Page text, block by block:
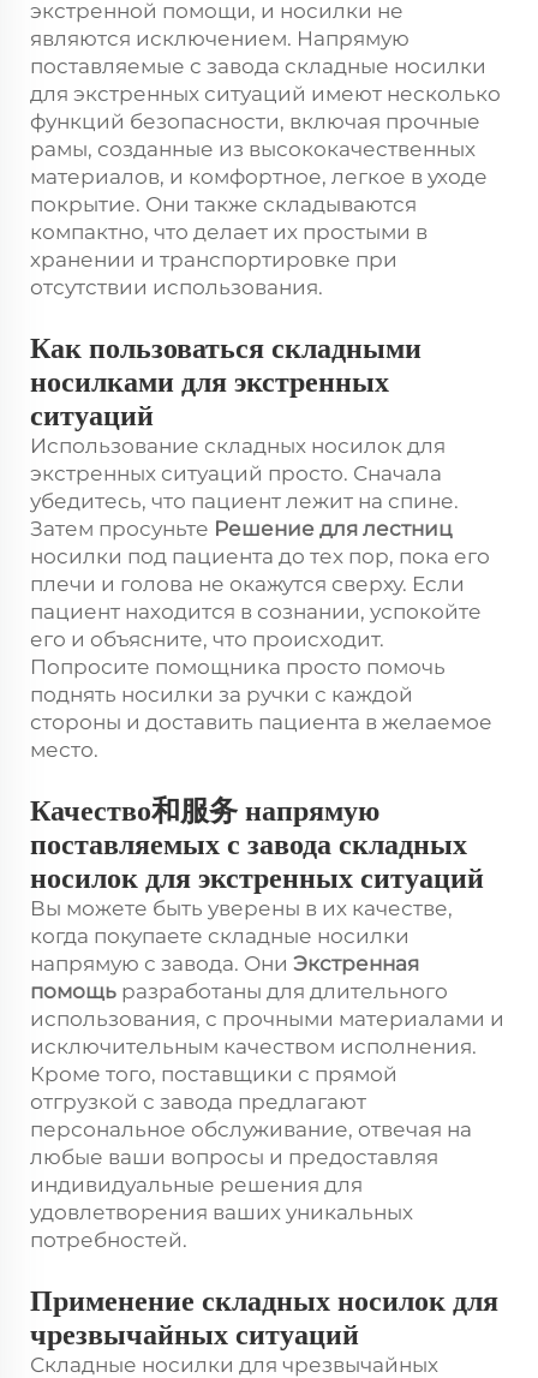
экстренной помощи, и носилки не
являются исключением. Напрямую
поставляемые с завода складные носилки
для экстренных ситуаций имеют несколько
функций безопасности, включая прочные
рамы, созданные из высококачественных
материалов, и комфортное, легкое в уходе
покрытие. Они также складываются
компактно, что делает их простыми в
хранении и транспортировке при
отсутствии использования.
Как пользоваться складными
носилками для экстренных
ситуаций
Использование складных носилок для
экстренных ситуаций просто. Сначала
убедитесь, что пациент лежит на спине.
Затем просуньте Решение для лестниц
носилки под пациента до тех пор, пока его
плечи и голова не окажутся сверху. Если
пациент находится в сознании, успокойте
его и объясните, что происходит.
Попросите помощника просто помочь
поднять носилки за ручки с каждой
стороны и доставить пациента в желаемое
место.
Качество和服务 напрямую
поставляемых с завода складных
носилок для экстренных ситуаций
Вы можете быть уверены в их качестве,
когда покупаете складные носилки
напрямую с завода. Они Экстренная
помощь разработаны для длительного
использования, с прочными материалами и
исключительным качеством исполнения.
Кроме того, поставщики с прямой
отгрузкой с завода предлагают
персональное обслуживание, отвечая на
любые ваши вопросы и предоставляя
индивидуальные решения для
удовлетворения ваших уникальных
потребностей.
Применение складных носилок для
чрезвычайных ситуаций
Складные носилки для чрезвычайных